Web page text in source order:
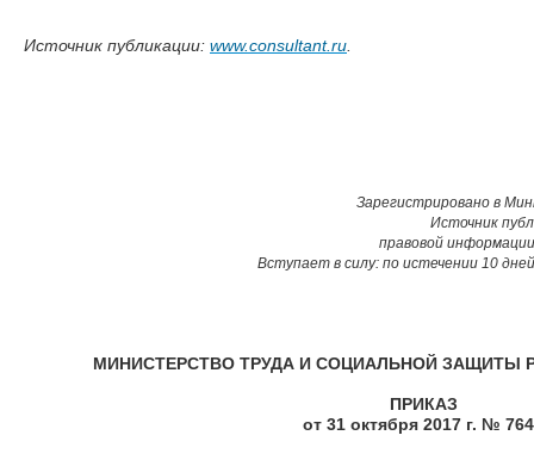
Источник публикации: www.consultant.ru.
Зарегистрировано в
Источник
правовой
Вступает в силу: по истечении 10
МИНИСТЕРСТВО ТРУДА И СОЦИАЛЬНОЙ ЗАЩИТЫ
ПРИКАЗ
от 31 октября 2017 г. №